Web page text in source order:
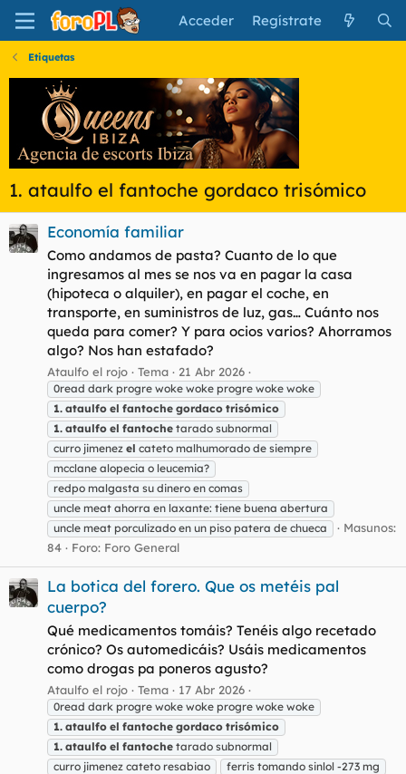
Acceder Regístrate
Etiquetas
1. ataulfo el fantoche gordaco trisómico
Economía familiar
Como andamos de pasta? Cuanto de lo que
ingresamos al mes se nos va en pagar la casa
(hipoteca o alquiler), en pagar el coche, en
transporte, en suministros de luz, gas… Cuánto nos
queda para comer? Y para ocios varios? Ahorramos
algo? Nos han estafado?
Ataulfo el rojo Tema 21 Abr 2026
0read dark progre woke woke progre woke woke
1. ataulfo el fantoche gordaco trisómico
1. ataulfo el fantoche tarado subnormal
curro jimenez el cateto malhumorado de siempre
mcclane alopecia o leucemia?
redpo malgasta su dinero en comas
uncle meat ahorra en laxante: tiene buena abertura
uncle meat porculizado en un piso patera de chueca
Masunos:
84
Foro: Foro General
La botica del forero. Que os metéis pal
cuerpo?
Qué medicamentos tomáis? Tenéis algo recetado
crónico? Os automedicáis? Usáis medicamentos
como drogas pa poneros agusto?
Ataulfo el rojo Tema 17 Abr 2026
0read dark progre woke woke progre woke woke
1. ataulfo el fantoche gordaco trisómico
1. ataulfo el fantoche tarado subnormal
curro jimenez cateto resabiao
ferris tomando sinlol -273 mg